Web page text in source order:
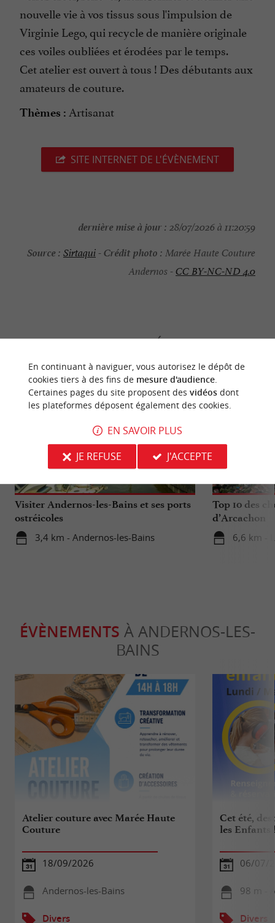
nouvelle vie à vos tissus sous l'impulsion de
Virginie Lego, qui recycle de manière originale
ces voiles oubliées et érodées par le temps.
Cet atelier est ouvert à tous ! Des débutants aux
amateurs de couture.
Thèmes : Artisanat
SITE INTERNET DE L'ÉVÈNEMENT
dernière mise à jour : 28/07/2026 à 11:20:59
Source : Sirtaqui-Crédit photo : Marée Haute Couture
Andernos -CC BY-NC-ND 4.0
NOUS AVONS TESTÉPOUR VOUS
Visiter Andernos-les-Bains et ses ports
ostréicoles
3,4 km - Andernos-les-Bains
Incontournable
Top 10 des
d’Arcachon
6,6 km -
ÉVÈNEMENTS À ANDERNOS-LES-
BAINS
Atelier couture avec Marée Haute
Couture
18/09/2026
Andernos-les-Bains
Divers
Cet été,
les Enfants
06/07/
98 m -
Divers
En continuant à naviguer, vous autorisez le dépôt de
cookies tiers à des fins de mesure d'audience.
Certaines pages du site proposent des vidéosdont
les plateformes déposent également des cookies.
EN SAVOIR PLUS
JE REFUSE
J'ACCEPTE